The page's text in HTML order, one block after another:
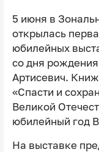
5 июня в
открылась
юбилейных
со дня
Артисевич.
«Спасти и
Великой
юбилейный год
На выставке